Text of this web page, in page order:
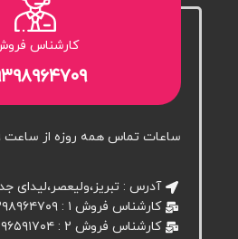
کارشناس فروش
ساعات تماس همه روزه از ساعت 9 صبح تا 5 عصر
آدرس : تبریز،ولیعصر،لیدای
کارشناس فروش ۱ : ۰۹۳۹۸۹۶۴۷۰۹
کارشناس فروش 2 : ۰۹۳۹۶۵۹۱۷۰۴